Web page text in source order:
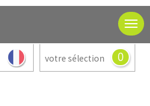
votre sélection 0